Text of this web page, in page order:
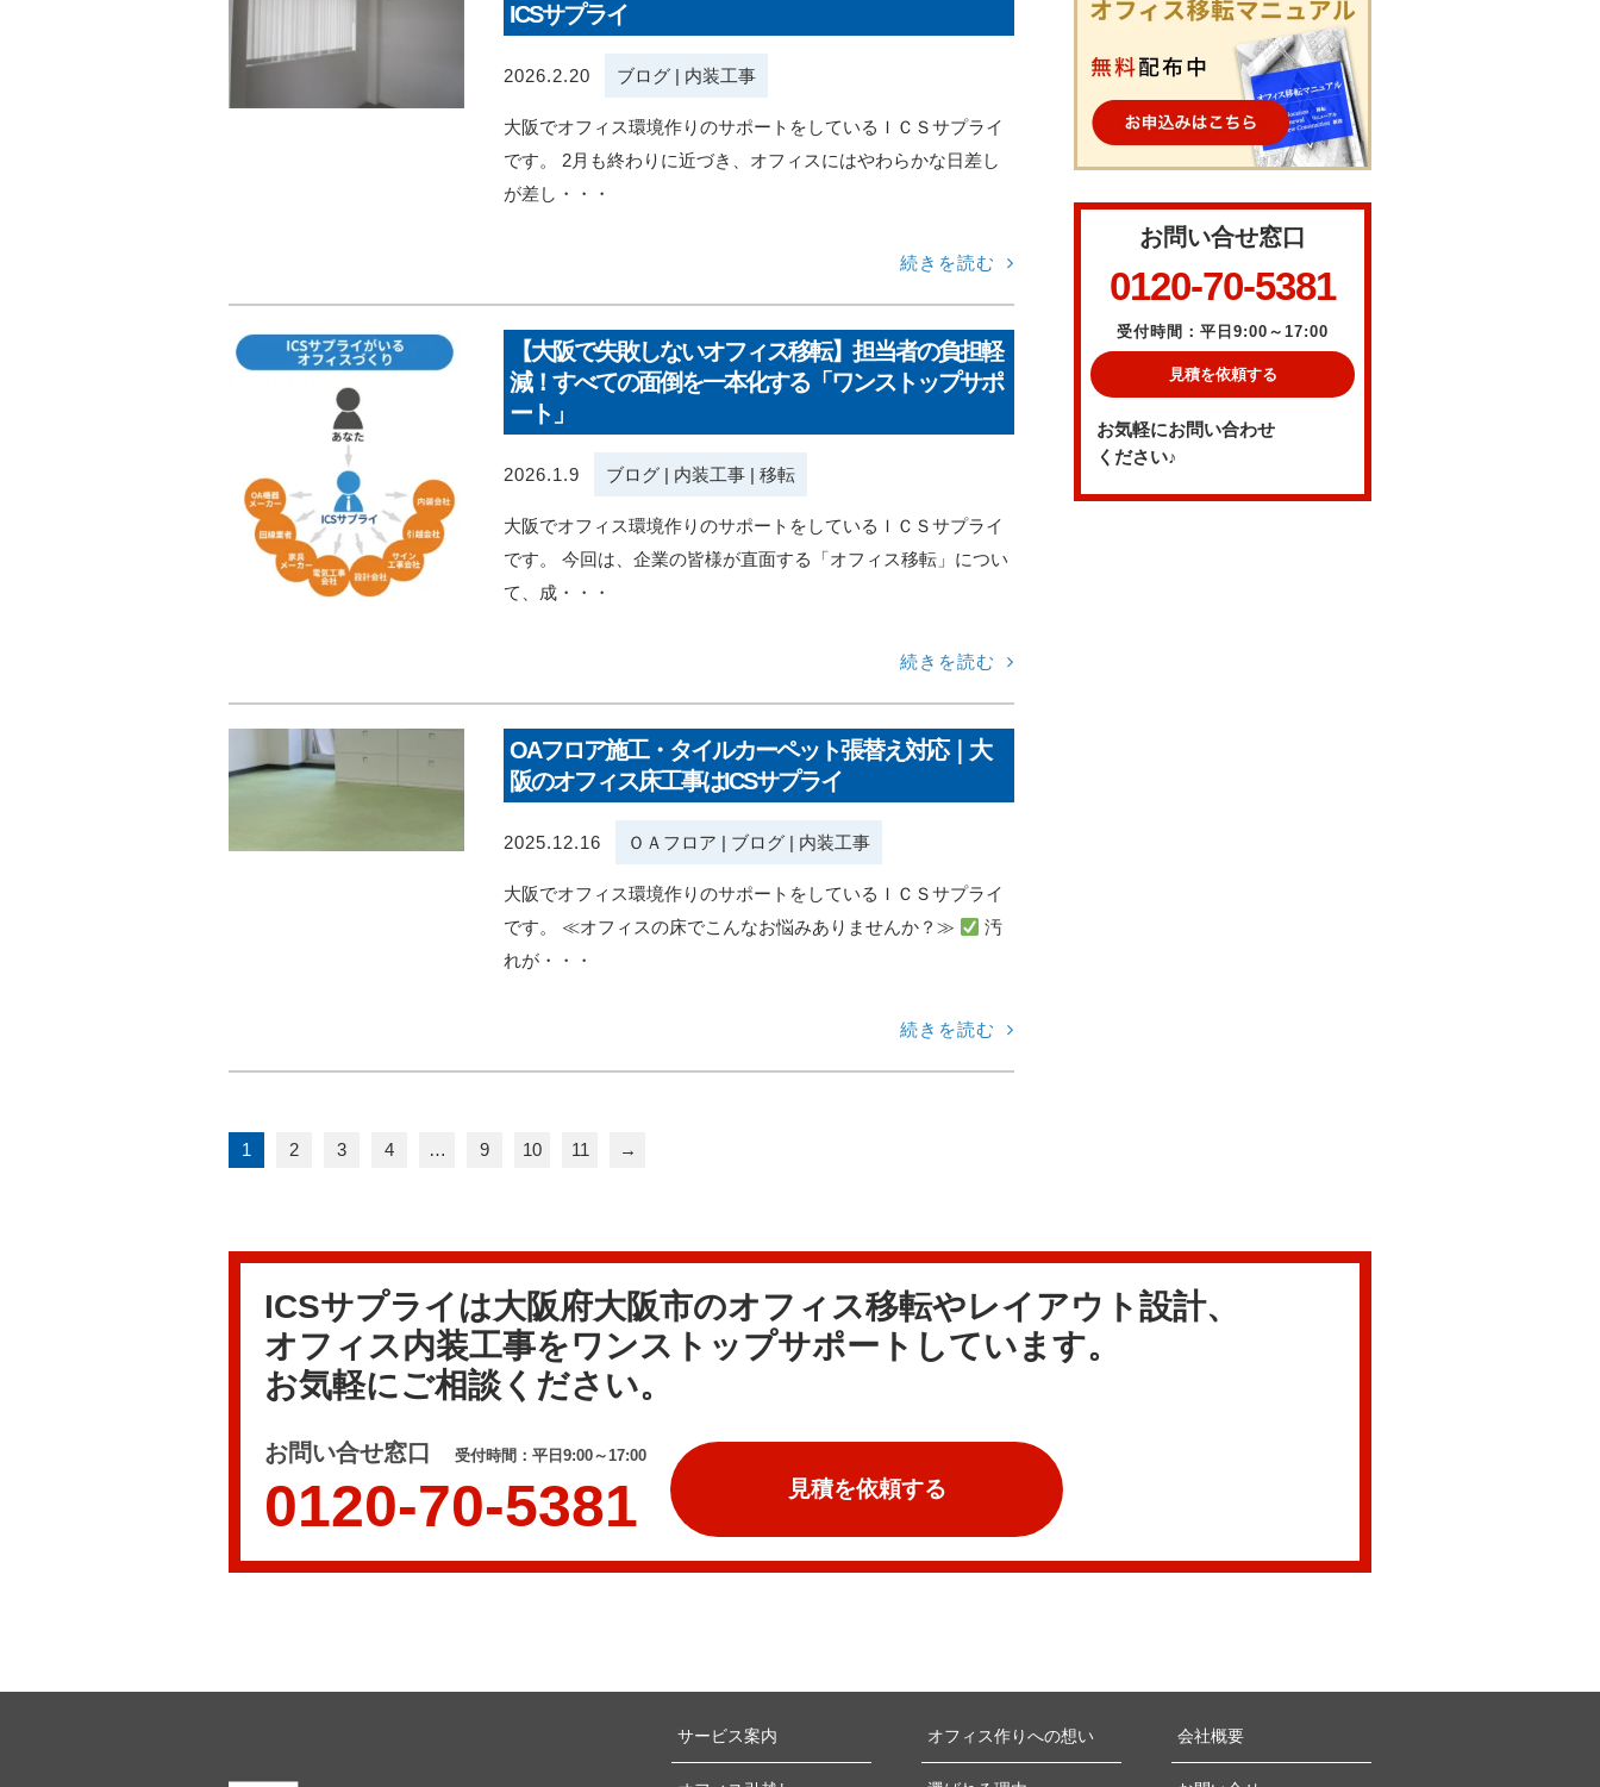
ICSサプライ
2026.2.20 ブログ| 内装工事
大阪でオフィス環境作りのサポートをしているＩＣＳサプライ
です。 2月も終わりに近づき、オフィスにはやわらかな日差し
が差し・・・
続きを読む
【大阪で失敗しないオフィス移転】担当者の負担軽
減！すべての面倒を一本化する「ワンストップサポ
ート」
2026.1.9 ブログ| 内装工事| 移転
大阪でオフィス環境作りのサポートをしているＩＣＳサプライ
です。 今回は、企業の皆様が直面する「オフィス移転」につい
て、成・・・
続きを読む
OAフロア施工・タイルカーペット張替え対応｜大
阪のオフィス床工事はICSサプライ
2025.12.16 ＯＡフロア | ブログ| 内装工事
大阪でオフィス環境作りのサポートをしているＩＣＳサプライ
です。 ≪オフィスの床でこんなお悩みありませんか？≫
汚
れが・・・
続きを読む
1 2 3 4 … 9 10 11 →
お問い合せ窓口
0120-70-5381
受付時間：平日9:00～17:00
見積を依頼する
お気軽にお問い合わせ
ください♪
ICSサプライは大阪府大阪市のオフィス移転やレイアウト設計、
オフィス内装工事をワンストップサポートしています。
お気軽にご相談ください。
お問い合せ窓口 受付時間：平日9:00～17:00
0120-70-5381 見積を依頼する
サービス案内 オフィス作りへの想い 会社概要